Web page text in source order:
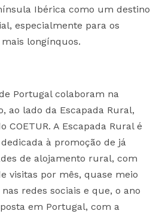
Ibérica como um destino
especialmente para os
longínquos.
Portugal colaboram na
ao lado da Escapada Rural,
A Escapada Rural é
à promoção de já
de alojamento rural, com
visitas por mês, quase meio
redes sociais e que, o ano
em Portugal, com a